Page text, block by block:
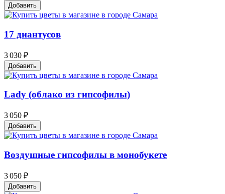
Добавить
17 диантусов
3 030 ₽
Добавить
Lady (облако из гипсофилы)
3 050 ₽
Добавить
Воздушные гипсофилы в монобукете
3 050 ₽
Добавить